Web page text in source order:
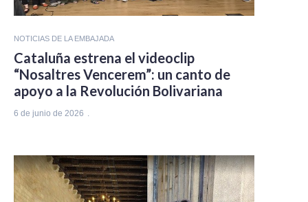
NOTICIAS DE LA EMBAJADA
Cataluña estrena el videoclip
“Nosaltres Vencerem”: un canto de
apoyo a la Revolución Bolivariana
6 de junio de 2026